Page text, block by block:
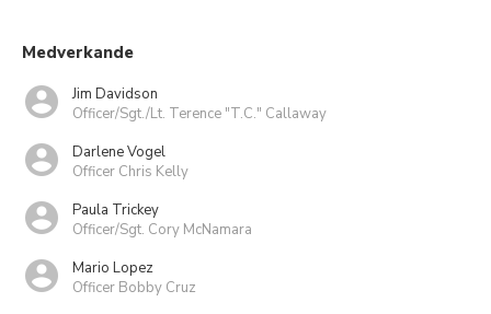
Medverkande
Jim Davidson
Officer/Sgt./Lt. Terence "T.C." Callaway
Darlene Vogel
Officer Chris Kelly
Paula Trickey
Officer/Sgt. Cory McNamara
Mario Lopez
Officer Bobby Cruz